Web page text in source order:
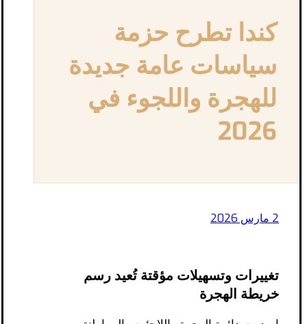
كندا تطرح حزمة
سياسات عامة جديدة
للهجرة واللجوء في
2026
2 مارس 2026
تغييرات وتسهيلات مؤقتة تُعيد رسم
خريطة الهجرة